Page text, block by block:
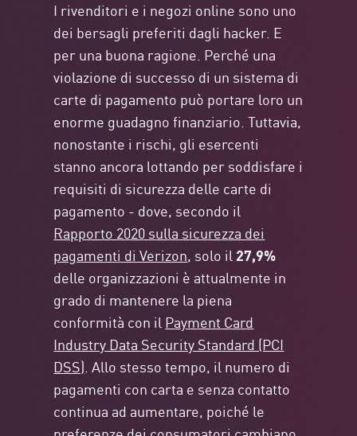
I rivenditori e i negozi online sono uno
dei bersagli preferiti dagli hacker. E
per una buona ragione. Perché una
violazione di successo di un sistema di
carte di pagamento può portare loro un
enorme guadagno finanziario. Tuttavia,
nonostante i rischi, gli esercenti
stanno ancora lottando per soddisfare i
requisiti di sicurezza delle carte di
pagamento - dove, secondo il
Rapporto 2020 sulla sicurezza dei
pagamenti di Verizon, solo il27,9%
delle organizzazioni è attualmente in
grado di mantenere la piena
conformità con ilPayment Card
Industry Data Security Standard (PCI
DSS). Allo stesso tempo, il numero di
pagamenti con carta e senza contatto
continua ad aumentare, poiché le